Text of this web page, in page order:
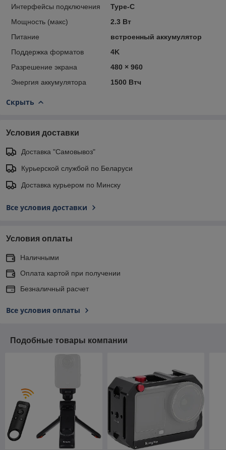
Интерфейсы подключения
Type-C
Мощность (макс)
2.3 Вт
Питание
встроенный аккумулятор
Поддержка форматов
4K
Разрешение экрана
480 × 960
Энергия аккумулятора
1500 Втч
Скрыть
Условия доставки
Доставка "Самовывоз"
Курьерской службой по Беларуси
Доставка курьером по Минску
Все условия доставки
Условия оплаты
Наличными
Оплата картой при получении
Безналичный расчет
Все условия оплаты
Подобные товары компании